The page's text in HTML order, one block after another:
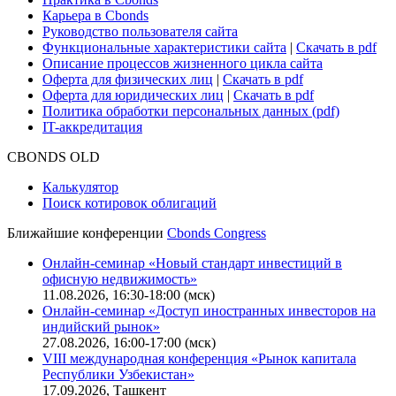
Для клиентов
О нас
Безопасность проведения платежей
Практика в Cbonds
Карьера в Cbonds
Руководство пользователя сайта
Функциональные характеристики сайта|Скачать в pdf
Описание процессов жизненного цикла сайта
Оферта для юридических лиц
IT-аккредитация
Поиск котировок облигаций
Ближайшие конференцииCbonds Congress
Онлайн-семинар «Новый стандарт инвестиций в
офисную недвижимость»
11.08.2026, 16:30-18:00 (мск)
Онлайн-семинар «Доступ иностранных инвесторов на
индийский рынок»